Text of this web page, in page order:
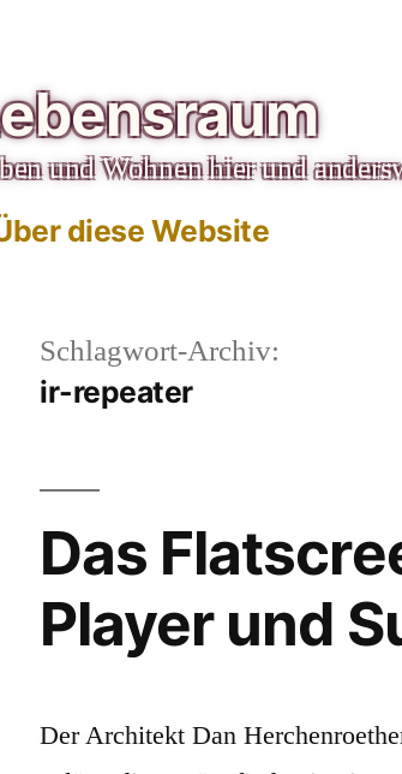
und Wohnen hier und
diese Website
Schlagwort-Archiv:
ir-repeater
Das
Player und
Der Architekt Dan